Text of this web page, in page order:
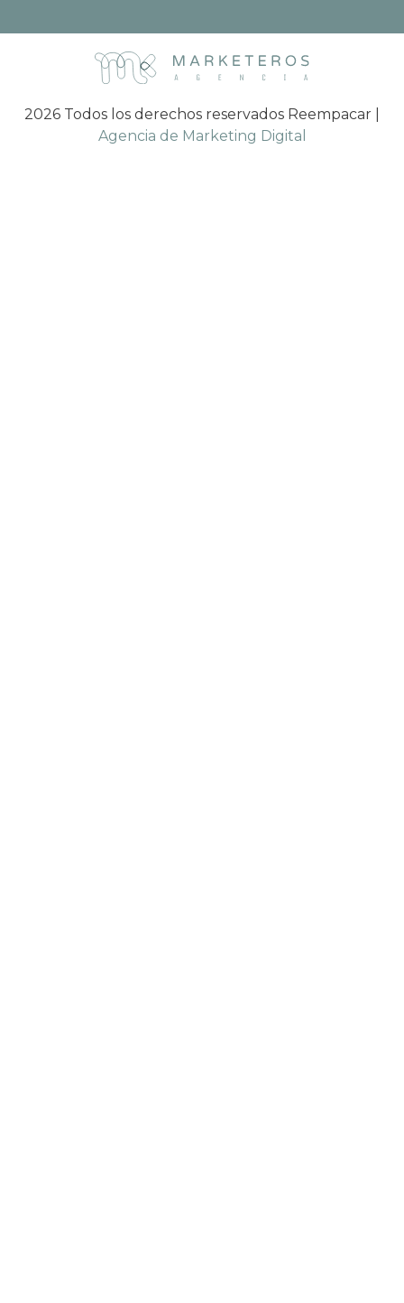
2026 Todos los derechos reservados Reempacar |
Agencia de Marketing Digital